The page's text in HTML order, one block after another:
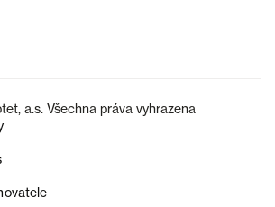
a.s. Všechna práva vyhrazena